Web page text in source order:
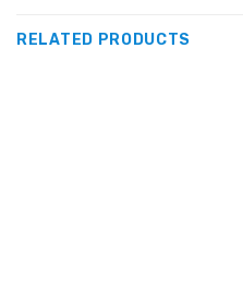
RELATED PRODUCTS